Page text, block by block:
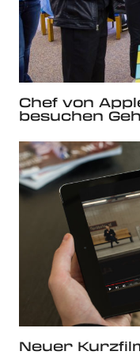
Chef von
besuchen
Neuer